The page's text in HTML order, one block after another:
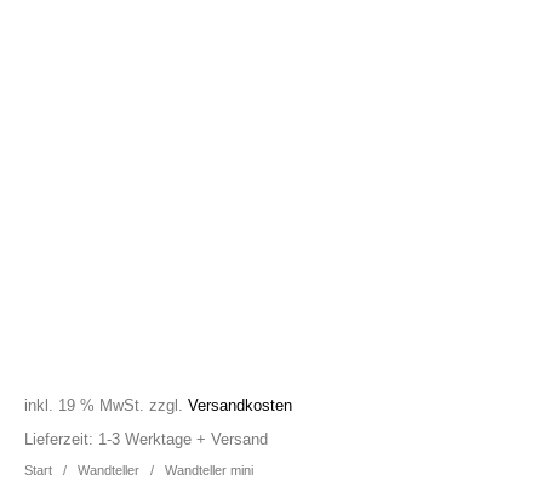
Start / Wandteller / Wandteller mini
inkl. 19 % MwSt. zzgl.Versandkosten
Lieferzeit: 1-3 Werktage + Versand